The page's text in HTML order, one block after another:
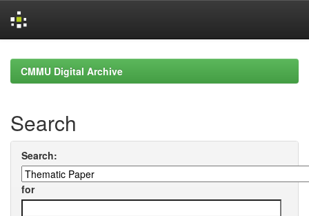
navigationCMMU Digital Archive
Search
Search:
for